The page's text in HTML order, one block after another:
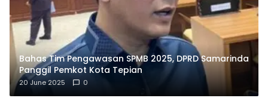
Bahas Tim Pengawasan SPMB 2025, DPRD Samarinda
Panggil Pemkot Kota Tepian
20 June 2025 0